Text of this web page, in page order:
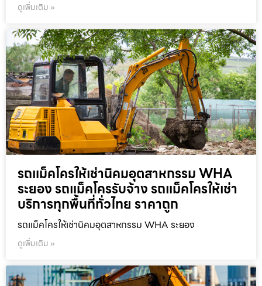
ดูเพิ่มเติม »
รถแม็คโครให้เช่านิคมอุตสาหกรรม WHA
ระยอง รถแม็คโครรับจ้าง รถแม็คโครให้เช่า
บริการทุกพื้นที่ทั่วไทย ราคาถูก
รถแม็คโครให้เช่านิคมอุตสาหกรรม WHA ระยอง
ดูเพิ่มเติม »